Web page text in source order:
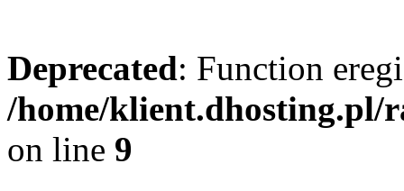
Deprecated: Function
/home/klient.dhosting.pl/
on line 9